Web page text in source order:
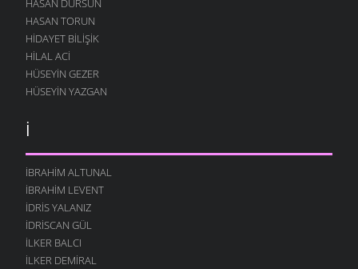
HASAN TORUN
HIDAYET BILIŞIK
HILAL ACI
HÜSEYIN GEZER
HÜSEYIN YAZGAN
İ
İBRAHIM ALTUNAL
İBRAHIM LEVENT
İDRIS YALANIZ
IDRISCAN GÜL
İLKER BALCI
İLKER DEMIRAL